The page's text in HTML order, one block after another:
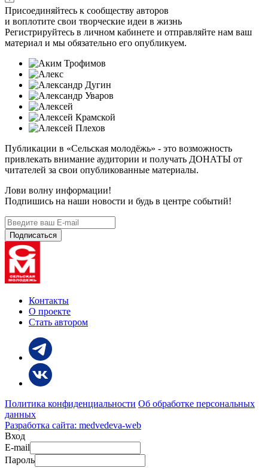
Присоединяйтесь к сообществу авторов
и воплотите свои творческие идеи в жизнь
Регистрируйтесь в личном кабинете и отправляйте нам ваш
материал и мы обязательно его опубликуем.
Публикации в «Сельская молодёжь» - это возможность
привлекать внимание аудитории и получать ДОНАТЫ от
читателей за свои опубликованные материалы.
Лови волну информации!
Подпишись на наши новости и будь в центре событий!
Контакты
О проекте
Стать автором
Политика конфиденциальности Об обработке персональных
данных
Разработка сайта: medvedeva-web
Вход
E-mail
Пароль